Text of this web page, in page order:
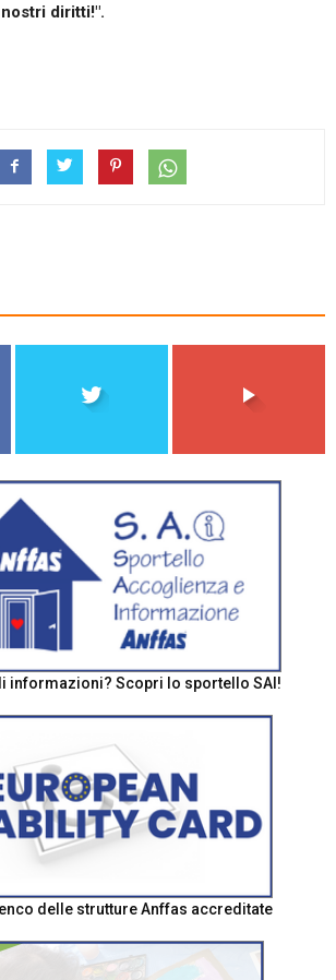
diritti!".
informazioni? Scopri lo sportello SAI!
delle strutture Anffas accreditate